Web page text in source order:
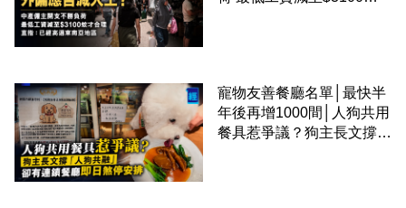
寵物友善餐廳名單│最快半
年後再增1000間│人狗共用
餐具惹爭議？狗主長文撐